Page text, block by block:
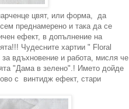
цвят, или форма, да
преднамерено и така да се
ефект, в допълнение на
Чудесните хартии " Floral
вдъхновение и работа, мисля че
"Дама в зелено".! Името дойде
с винтидж ефект, стари